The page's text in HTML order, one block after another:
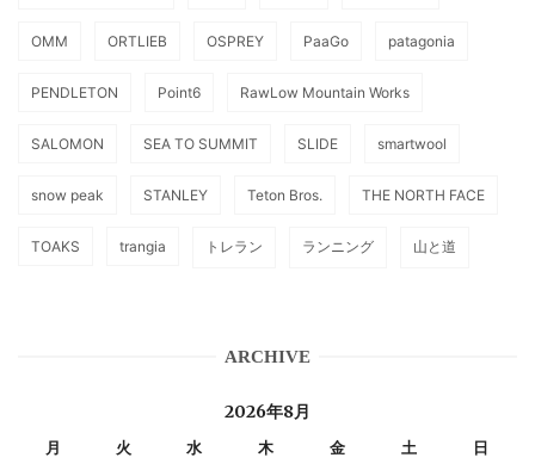
OMM ORTLIEB OSPREY PaaGo patagonia
PENDLETON Point6 RawLow Mountain Works
SALOMON SEA TO SUMMIT SLIDE smartwool
snow peak STANLEY Teton Bros. THE NORTH FACE
TOAKS trangia トレラン ランニング 山と道
ARCHIVE
2026年8月
月 火 水 木 金 土 日